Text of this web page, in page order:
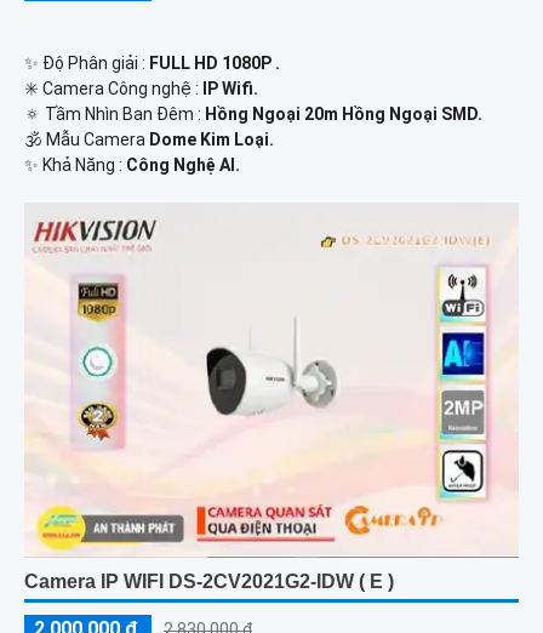
✨ Độ Phân giải : FULL HD 1080P .
✳️ Camera Công nghệ :
IP Wifi.
🔅 Tầm Nhìn Ban Đêm : Hồng Ngoại 20m Hồng Ngoại SMD.
🕉️ Mẫu Camera Dome Kim Loại.
️✨ Khả Năng : Công Nghệ AI.
Camera IP WIFI DS-2CV2021G2-IDW ( E )